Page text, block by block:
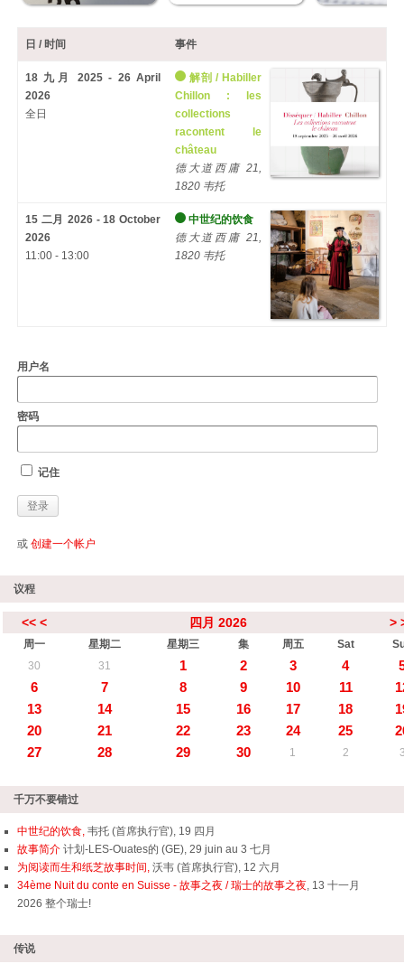
日 / 时间 事件
18 九月 2025 - 26 April
2026
全日
解剖 / Habiller
Chillon :
les
collections
racontent le
château
德大道西庸 21,
1820 韦托
15 二月 2026 - 18 October
2026
11:00 - 13:00
中世纪的饮食
德大道西庸 21,
1820 韦托
用户名
密码
记住
或 创建一个帐户
议程
<< < 四月 2026 >
周一 星期二 星期三 集 周五 Sat
30
31 1 2 3 4
6
7 8 9 10 11
13
14 15 16 17 18
20
21 22 23 24 25
27
28 29 30 1 2
千万不要错过
中世纪的饮食, 韦托 (首席执行官), 19 四月
故事简介 计划-LES-Ouates的 (GE), 29 juin au 3 七月
为阅读而生和纸芝故事时间, 沃韦 (首席执行官), 12 六月
34ème Nuit du conte en Suisse - 故事之夜 / 瑞士的故事之夜, 13 十一月
2026 整个瑞士!
传说